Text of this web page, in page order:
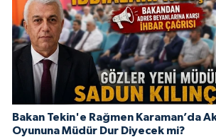
Bakan Tekin'e Rağmen Karaman’da
Oyununa Müdür Dur Diyecek mi?